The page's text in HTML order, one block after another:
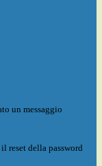
un messaggio
reset della password